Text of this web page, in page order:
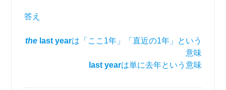
答え
thelast yearは「ここ1年」「直近の1年」という
意味
last yearは単に去年という意味